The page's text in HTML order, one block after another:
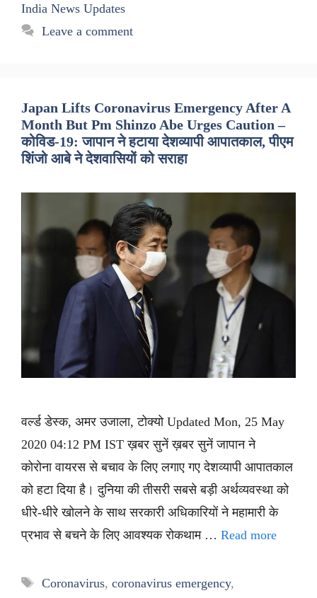
India News Updates
Leave a comment
Japan Lifts Coronavirus Emergency After A
Month But Pm Shinzo Abe Urges Caution –
कोविड-19: जापान ने हटाया देशव्यापी आपातकाल, पीएम
शिंजो आबे ने देशवासियों को सराहा
वर्ल्ड डेस्क, अमर उजाला, टोक्यो Updated Mon, 25 May
2020 04:12 PM IST ख़बर सुनें ख़बर सुनें जापान ने
कोरोना वायरस से बचाव के लिए लगाए गए देशव्यापी आपातकाल
को हटा दिया है। दुनिया की तीसरी सबसे बड़ी अर्थव्यवस्था को
धीरे-धीरे खोलने के साथ सरकारी अधिकारियों ने महामारी के
प्रभाव से बचने के लिए आवश्यक रोकथाम … Read more
Tags
Coronavirus, coronavirus emergency,